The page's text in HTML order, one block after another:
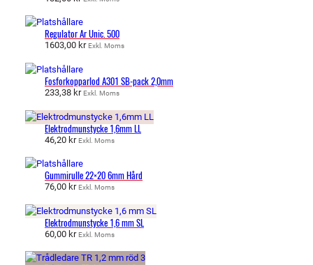
Regulator Ar Unic. 500
1603,00 kr Exkl. Moms
Fosforkopparlod A301 SB-pack 2,0mm
233,38 kr Exkl. Moms
Elektrodmunstycke 1,6mm LL
46,20 kr Exkl. Moms
Gummirulle 22×20 6mm Hård
76,00 kr Exkl. Moms
Elektrodmunstycke 1,6 mm SL
60,00 kr Exkl. Moms